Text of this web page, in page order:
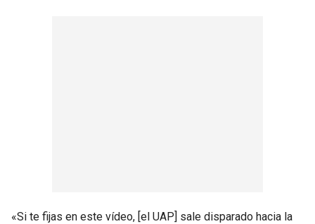
«Si te fijas en este vídeo, [el UAP] sale disparado hacia la